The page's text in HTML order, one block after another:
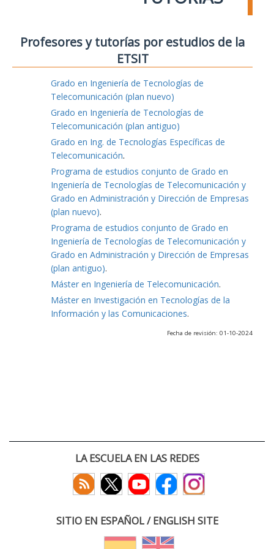
Profesores y tutorías por estudios de la
ETSIT
Grado en Ingeniería de Tecnologías de
Telecomunicación (plan nuevo)
Grado en Ingeniería de Tecnologías de
Telecomunicación (plan antiguo)
Grado en Ing. de Tecnologías Específicas de
Telecomunicación.
Programa de estudios conjunto de Grado en
Ingeniería de Tecnologías de Telecomunicación y
Grado en Administración y Dirección de Empresas
(plan nuevo).
Programa de estudios conjunto de Grado en
Ingeniería de Tecnologías de Telecomunicación y
Grado en Administración y Dirección de Empresas
(plan antiguo).
Máster en Ingeniería de Telecomunicación.
Máster en Investigación en Tecnologías de la
Información y las Comunicaciones.
Fecha de revisión: 01-10-2024
LA ESCUELA EN LAS REDES
SITIO EN ESPAÑOL / ENGLISH SITE